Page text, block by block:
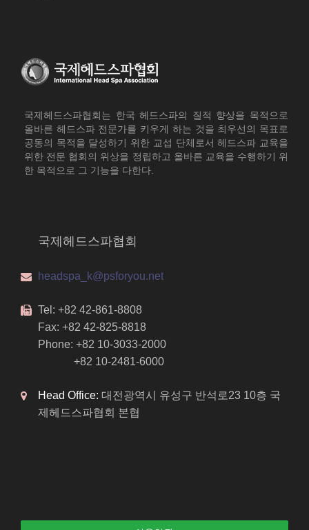
국제헤드스파협회는 한국 헤드스파의 질적 향상을 목적으로
올바른 헤드스파 전문가를 키우게 하는 것을 최우선의 목표로
공동의 목적을 달성하기 위한 교섭 단체로서 헤드스파 교육을
위한 전문 협회의 위상을 정립하고 올바른 교육을 수행하기 위
한 목적으로 그 기능을 다한다.
국제헤드스파협회
headspa_k@psforyou.net
Tel: +82 42-861-8808
Fax: +82 42-825-8818
Phone: +82 10-3033-2000
+82 10-2481-6000
Head Office: 대전광역시 유성구 반석로23 10층 국
제헤드스파협회 본협